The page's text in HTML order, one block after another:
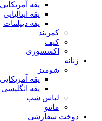
یقه آمریکایی
یقه ایتالیایی
یقه دیپلمات
کمربند
کیف
اکسسوری
زنانه
شومیز
یقه آمریکایی
یقه انگلیسی
لباس شب
مانتو
دوخت سفارشی